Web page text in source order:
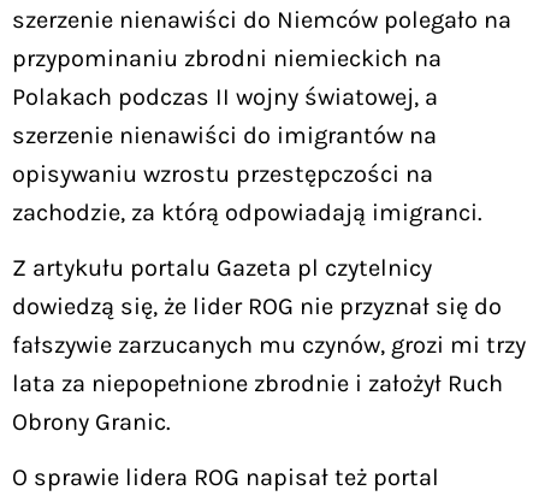
szerzenie nienawiści do Niemców polegało na
przypominaniu zbrodni niemieckich na
Polakach podczas II wojny światowej, a
szerzenie nienawiści do imigrantów na
opisywaniu wzrostu przestępczości na
zachodzie, za którą odpowiadają imigranci.
Z artykułu portalu Gazeta pl czytelnicy
dowiedzą się, że lider ROG nie przyznał się do
fałszywie zarzucanych mu czynów, grozi mi trzy
lata za niepopełnione zbrodnie i założył Ruch
Obrony Granic.
O sprawie lidera ROG napisał też portal